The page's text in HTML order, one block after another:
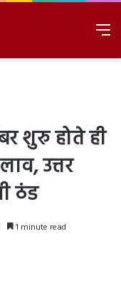
शुरु होते ही
उत्तर
ठंड
1 minute read